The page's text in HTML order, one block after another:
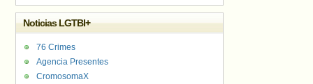
Noticias LGTBI+
76 Crimes
Agencia Presentes
CromosomaX